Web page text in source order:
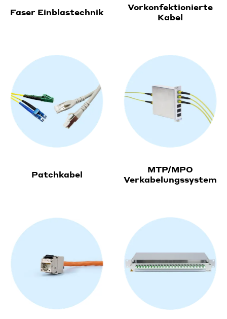
Faser Einblastechnik
Vorkonfektionierte
Kabel
Patchkabel
MTP/MPO
Verkabelungssystem